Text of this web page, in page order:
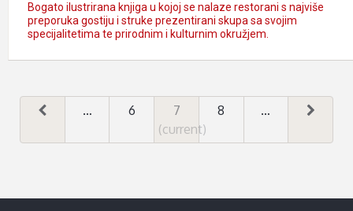
Bogato ilustrirana knjiga u kojoj se nalaze restorani s najviše
preporuka gostiju i struke prezentirani skupa sa svojim
specijalitetima te prirodnim i kulturnim okružjem.
… 6
7
(current)
8 …